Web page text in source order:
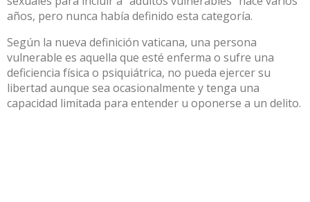
años, pero nunca había definido esta categoría.
Según la nueva definición vaticana, una persona
vulnerable es aquella que esté enferma o sufre una
deficiencia física o psiquiátrica, no pueda ejercer su
libertad aunque sea ocasionalmente y tenga una
capacidad limitada para entender u oponerse a un delito.